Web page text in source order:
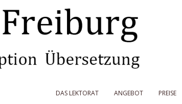
DAS LEKTORAT ANGEBOT PREISE